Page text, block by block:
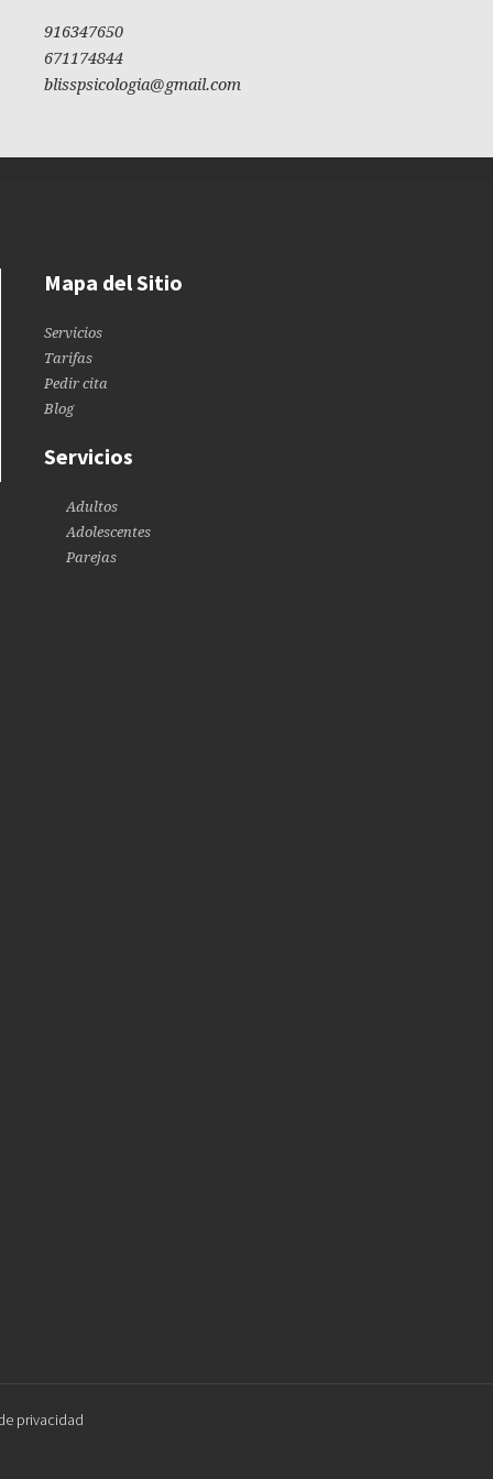
916347650
671174844
blisspsicologia@gmail.com
Mapa del Sitio
Servicios
Tarifas
Pedir cita
Blog
Servicios
Adultos
Adolescentes
Parejas
privacidad